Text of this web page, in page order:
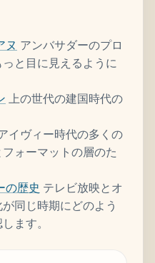
ヌ アンバサダーのプロ
と目に見えるように
上の世代の建国時代の
イヴィー時代の多くの
ォーマットの層のた
の歴史 テレビ放映とオ
同じ時期にどのよう
ます。